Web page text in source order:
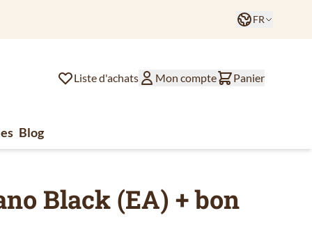
Langue
FR
Liste d'achats Mon compte Panier
de café
for Divers
Blog
Black (EA) + bon